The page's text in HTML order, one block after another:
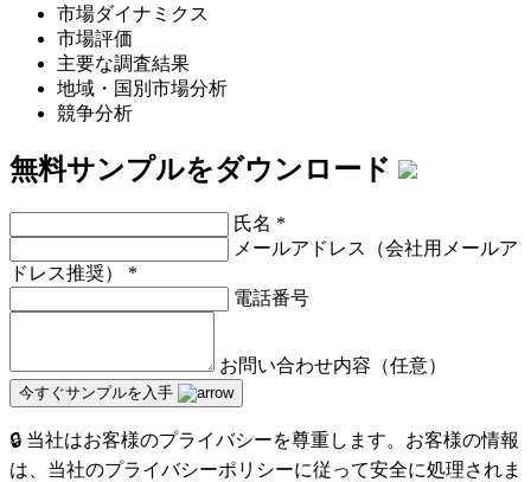
市場ダイナミクス
市場評価
主要な調査結果
地域・国別市場分析
競争分析
無料サンプルをダウンロード
氏名 *
メールアドレス（会社用メールア
ドレス推奨） *
電話番号
お問い合わせ内容（任意）
今すぐサンプルを入手
🔒 当社はお客様のプライバシーを尊重します。お客様の情報
は、当社のプライバシーポリシーに従って安全に処理されま